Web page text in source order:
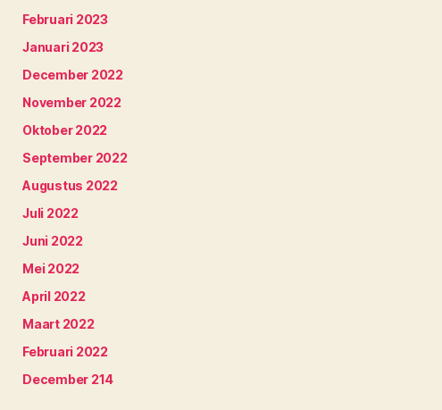
Februari 2023
Januari 2023
December 2022
November 2022
Oktober 2022
September 2022
Augustus 2022
Juli 2022
Juni 2022
Mei 2022
April 2022
Maart 2022
Februari 2022
December 214